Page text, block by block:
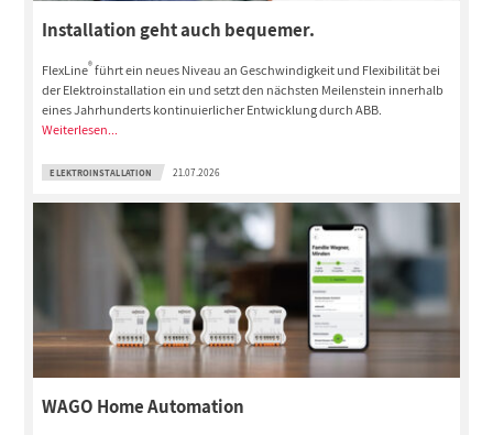
Installation geht auch bequemer.
FlexLine®führt ein neues Niveau an Geschwindigkeit und Flexibilität bei
der Elektroinstallation ein und setzt den nächsten Meilenstein innerhalb
eines Jahrhunderts kontinuierlicher Entwicklung durch ABB.
Weiterlesen...
ELEKTROINSTALLATION 21.07.2026
WAGO Home Automation